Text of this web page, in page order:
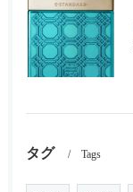
タグ Tags